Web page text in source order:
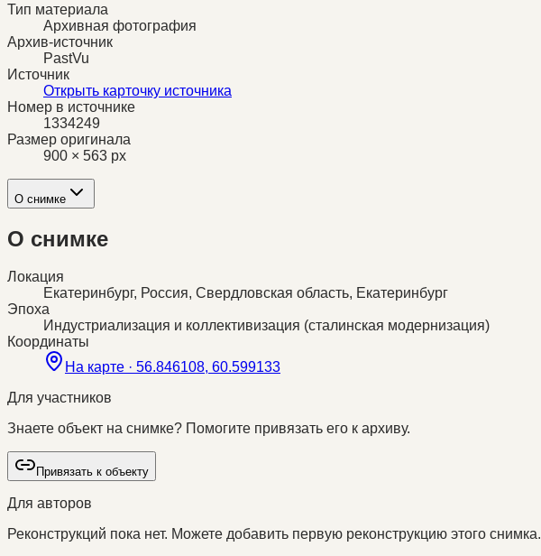
Тип материала
Архивная фотография
Архив-источник
PastVu
Источник
Открыть карточку источника
Номер в источнике
1334249
Размер оригинала
900 × 563 px
О снимке
О снимке
Локация
Екатеринбург, Россия, Свердловская область, Екатеринбург
Эпоха
Индустриализация и коллективизация (сталинская модернизация)
Координаты
На карте · 56.846108, 60.599133
Для участников
Знаете объект на снимке? Помогите привязать его к архиву.
Привязать к объекту
Для авторов
Реконструкций пока нет. Можете добавить первую реконструкцию этого снимка.